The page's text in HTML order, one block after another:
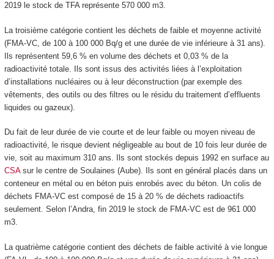
2019 le stock de TFA représente 570 000 m3.
La troisième catégorie contient les déchets de faible et moyenne activité
(FMA-VC, de 100 à 100 000 Bq/g et une durée de vie inférieure à 31 ans).
Ils représentent 59,6 % en volume des déchets et 0,03 % de la
radioactivité totale. Ils sont issus des activités liées à l’exploitation
d’installations nucléaires ou à leur déconstruction (par exemple des
vêtements, des outils ou des filtres ou le résidu du traitement d’effluents
liquides ou gazeux).
Du fait de leur durée de vie courte et de leur faible ou moyen niveau de
radioactivité, le risque devient négligeable au bout de 10 fois leur durée de
vie, soit au maximum 310 ans. Ils sont stockés depuis 1992 en surface au
CSAsur le centre de Soulaines (Aube). Ils sont en général placés dans un
conteneur en métal ou en béton puis enrobés avec du béton. Un colis de
déchets FMA-VC est composé de 15 à 20 % de déchets radioactifs
seulement. Selon l’Andra, fin 2019 le stock de FMA-VC est de 961 000
m3.
La quatrième catégorie contient des déchets de faible activité à vie longue